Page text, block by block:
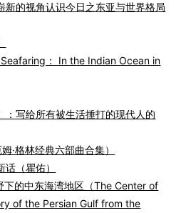
新的视角认识今日之东亚与世界格局
： In the Indian Ocean in
：写给所有被生活捶打的现代人的
·格林经典六部曲合集）
（瞿佑）
下的中东海湾地区（The Center of
of the Persian Gulf from the